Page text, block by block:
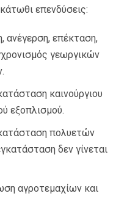
επενδύσεις:
ανέγερση, επέκταση,
γεωργικών
καινούργιου
εξοπλισµού.
πολυετών
δεν γίνεται
αγροτεµαχίων και